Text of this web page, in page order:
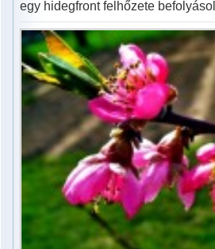
egy hidegfront felhőzete